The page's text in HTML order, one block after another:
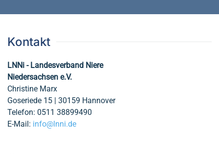
Kontakt
LNNi - Landesverband Niere
Niedersachsen e.V.
Christine Marx
Goseriede 15 | 30159 Hannover
Telefon: 0511 38899490
E-Mail: info@lnni.de